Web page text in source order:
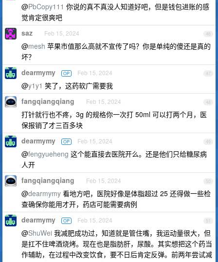
@PbCopy111 你说的真不真没人知道好吧，但是钱包进账的感
觉肯定很爽吧
46
saz Feb 15, 2024
@mesh 苹果市值那么高就不宣传了吗？你是单纯的傻还是真的
坏？
47
dearmymy OP Feb 15, 2024
@y1y1 笑了，这药软广需要我
48
fangqiangqiang Feb 15, 2024
打针就行也不疼，3g 的规格你一次打 50ml 可以打两个月，医
保报销了才三百多块
49
dearmymy OP Feb 15, 2024
@fengyueheng 这个能直接去医院开么。还是他们只给糖尿病
人开
50
fangqiangqiang Feb 15, 2024
@dearmymy 看地方吧，医院好像是体脂超过 25 还得做一些检
查确保你能用才开，药店可能需要病例
51
dearmymy OP Feb 15, 2024
@ShuWei 我减肥成功过，知道就是管住嘴，我运动量很大，但
是扛不住啤酒烧烤。现在也是脂肪肝，尿酸。其实想把这个药当
作辅助，在过程中改变饮食，要不日后肯定反弹。前两年尝试减